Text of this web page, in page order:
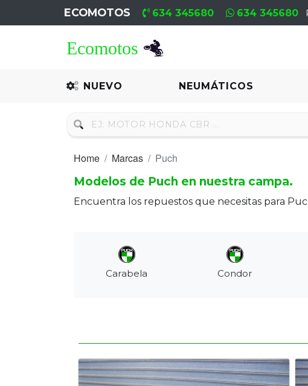
ECOMOTOS 634 345680 634 345680
NUEVO NEUMÁTICOS
Recambio
Neumáticos
Motores
Empresa
Contacto
Home Marcas
Puch
Modelos de Puch en nuestra campa.
Encuentra los repuestos que necesitas para
Carabela Condor